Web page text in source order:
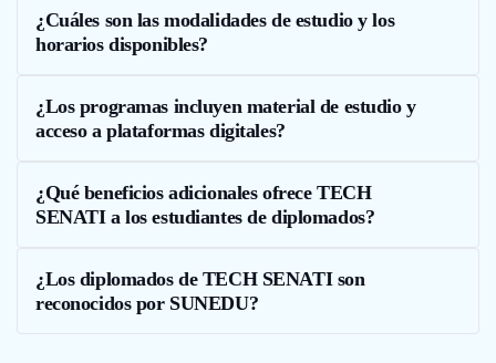
¿Cuáles son las modalidades de estudio y los
horarios disponibles?
¿Los programas incluyen material de estudio y
acceso a plataformas digitales?
¿Qué beneficios adicionales ofrece TECH
SENATI a los estudiantes de diplomados?
¿Los diplomados de TECH SENATI son
reconocidos por SUNEDU?